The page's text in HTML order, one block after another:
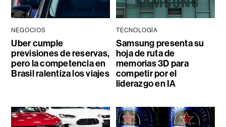
NEGOCIOS
Uber cumple
previsiones de reservas,
pero la competencia en
Brasil ralentiza los viajes
TECNOLOGÍA
Samsung presenta su
hoja de ruta de
memorias 3D para
competir por el
liderazgo en IA